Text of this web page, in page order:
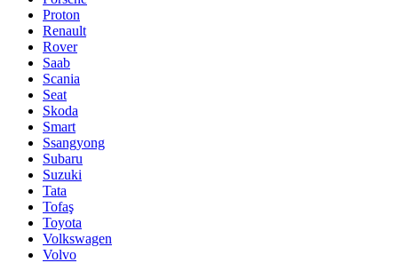
Proton
Renault
Rover
Saab
Scania
Seat
Skoda
Smart
Ssangyong
Subaru
Suzuki
Tata
Tofaş
Toyota
Volkswagen
Volvo